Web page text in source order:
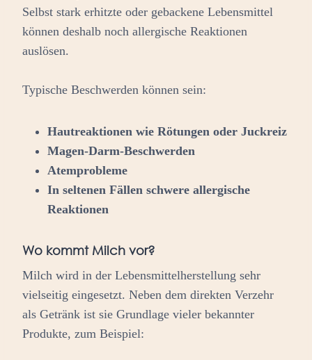
Selbst stark erhitzte oder gebackene Lebensmittel
können deshalb noch allergische Reaktionen
auslösen.
Typische Beschwerden können sein:
Hautreaktionen wie Rötungen oder Juckreiz
Magen-Darm-Beschwerden
Atemprobleme
In seltenen Fällen schwere allergische
Reaktionen
Wo kommt Milch vor?
Milch wird in der Lebensmittelherstellung sehr
vielseitig eingesetzt. Neben dem direkten Verzehr
als Getränk ist sie Grundlage vieler bekannter
Produkte, zum Beispiel: